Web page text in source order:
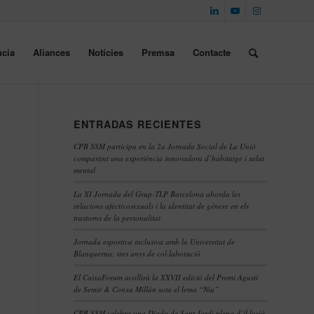
Aliances Notícies Premsa Contacte
ENTRADAS RECIENTES
CPB SSM participa en la 2a Jornada Social de La Unió
compartint una experiència innovadora d’habitatge i salut
mental
La XI Jornada del Grup-TLP Barcelona aborda les
relacions afectivosexuals i la identitat de gènere en els
trastorns de la personalitat
Jornada esportiva inclusiva amb la Universitat de
Blanquerna: tres anys de col·laboració
El CaixaForum acollirà la XXVII edició del Premi Agustí
de Semir & Conxa Millán sota el lema “Niu”